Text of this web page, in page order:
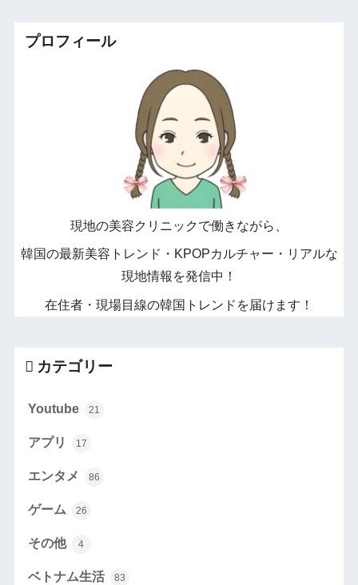
プロフィール
現地の美容クリニックで働きながら、
韓国の最新美容トレンド・KPOPカルチャー・リアルな
現地情報を発信中！
在住者・現場目線の韓国トレンドを届けます！
カテゴリー
Youtube 21
アプリ 17
エンタメ 86
ゲーム 26
その他 4
ベトナム生活 83